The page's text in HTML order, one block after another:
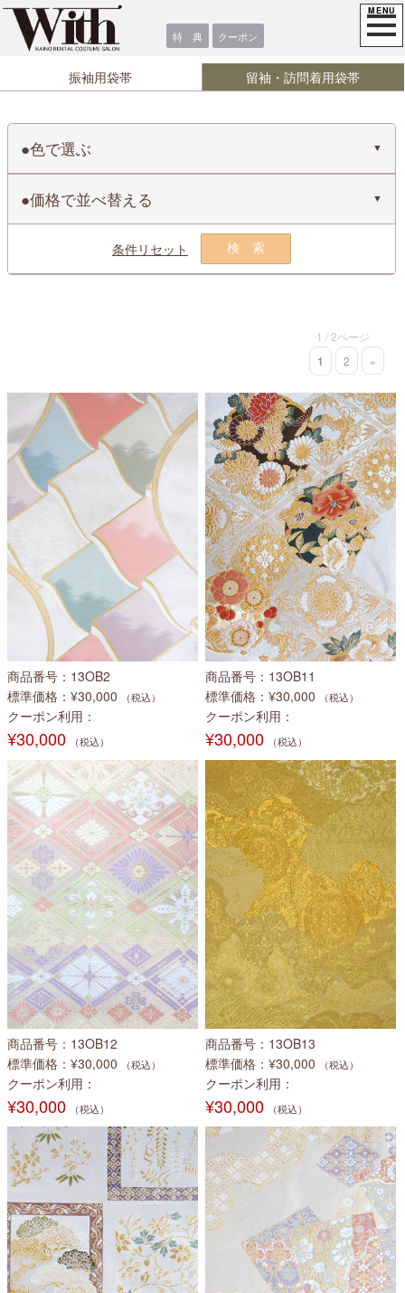
特 典 クーポン
振袖用袋帯 留袖・訪問着用袋帯
色で選ぶ
価格で並べ替える
条件リセット 検索
1 / 2ページ
1 2 »
商品番号
13OB2
標準価格
¥30,000 （税込）
クーポン利用
¥30,000 （税込）
商品番号
13OB11
標準価格
¥30,000 （税込）
クーポン利用
¥30,000 （税込）
商品番号
13OB12
標準価格
¥30,000 （税込）
クーポン利用
¥30,000 （税込）
商品番号
13OB13
標準価格
¥30,000 （税込）
クーポン利用
¥30,000 （税込）